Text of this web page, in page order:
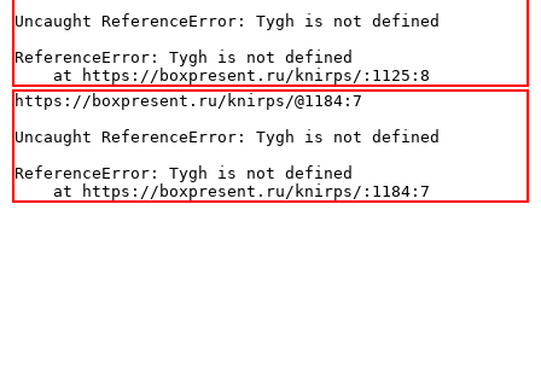
Uncaught ReferenceError: Tygh is not defined
ReferenceError: Tygh is not defined
    at https://boxpresent.ru/knirps/:1125:8
https://boxpresent.ru/knirps/@1184:7
Uncaught ReferenceError: Tygh is not defined
ReferenceError: Tygh is not defined
    at https://boxpresent.ru/knirps/:1184:7